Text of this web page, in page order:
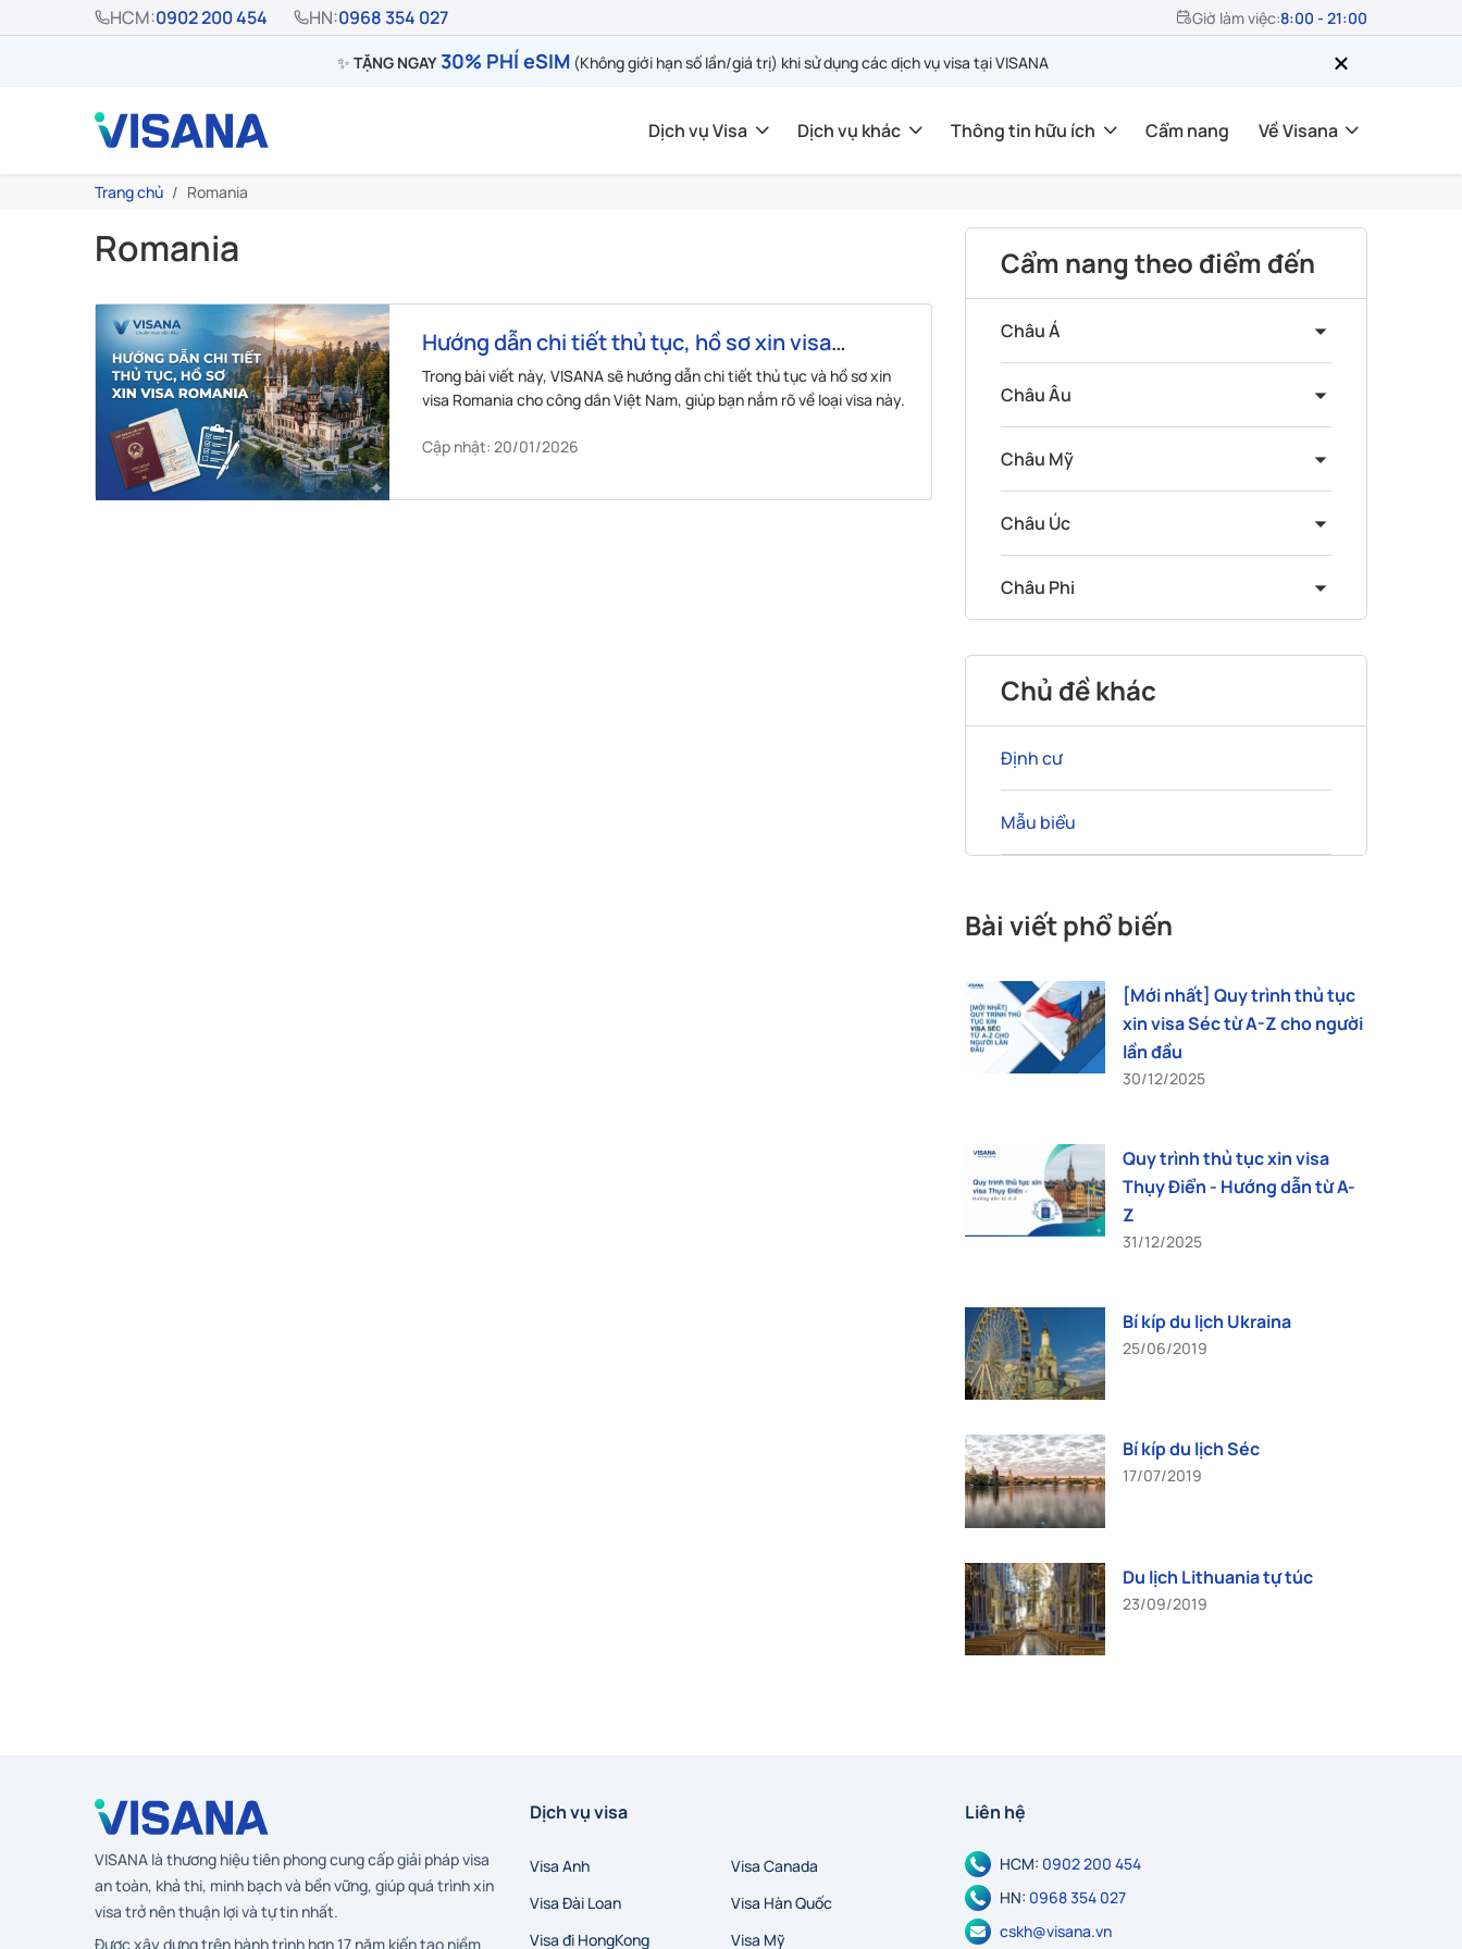
HCM:0902 200 454 HN:0968 354 027 Giờ làm việc:8:00 - 21:00
✨ TẶNG NGAY30% PHÍ eSIM (Không giới hạn số lần/giá trị) khi sử dụng các dịch vụ visa tại VISANA
Dịch vụ Visa Dịch vụ khác Thông tin hữu ích Cẩm nang Về Visana
Trang chủ Romania
Romania
Hướng dẫn chi tiết thủ tục, hồ sơ xin visa
Romania cho công dân Việt Nam
Trong bài viết này, VISANA sẽ hướng dẫn chi tiết thủ tục và hồ sơ xin
visa Romania cho công dân Việt Nam, giúp bạn nắm rõ về loại visa này.
Cập nhật: 20/01/2026
Cẩm nang theo điểm đến
Châu Á
Châu Âu
Châu Mỹ
Châu Úc
Châu Phi
Chủ đề khác
Định cư
Mẫu biểu
Bài viết phổ biến
[Mới nhất] Quy trình thủ tục
xin visa Séc từ A-Z cho người
lần đầu
30/12/2025
Quy trình thủ tục xin visa
Thụy Điển - Hướng dẫn từ A-
Z
31/12/2025
Bí kíp du lịch Ukraina
25/06/2019
Bí kíp du lịch Séc
17/07/2019
Du lịch Lithuania tự túc
23/09/2019
VISANA là thương hiệu tiên phong cung cấp giải pháp visa
an toàn, khả thi, minh bạch và bền vững, giúp quá trình xin
visa trở nên thuận lợi và tự tin nhất.
Được xây dựng trên hành trình hơn 17 năm kiến tạo niềm
Dịch vụ visa
Visa Anh
Visa Canada
Visa Đài Loan
Visa Hàn Quốc
Visa đi HongKong
Visa Mỹ
Liên hệ
HCM: 0902 200 454
HN: 0968 354 027
cskh@visana.vn